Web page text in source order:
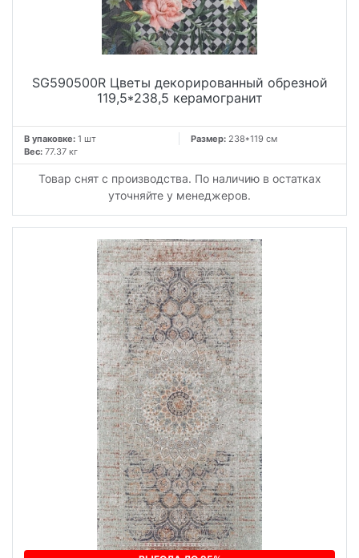
SG590500R Цветы декорированный обрезной
119,5*238,5 керамогранит
В упаковке: 1 шт Размер: 238*119 см
Вес: 77.37 кг
Товар снят с производства. По наличию в остатках
уточняйте у менеджеров.